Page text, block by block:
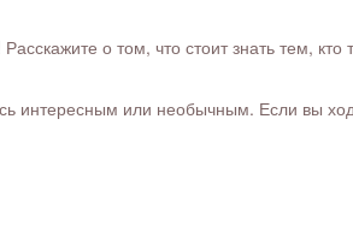
о том, что стоит знать тем, кто
интересным или необычным. Если вы